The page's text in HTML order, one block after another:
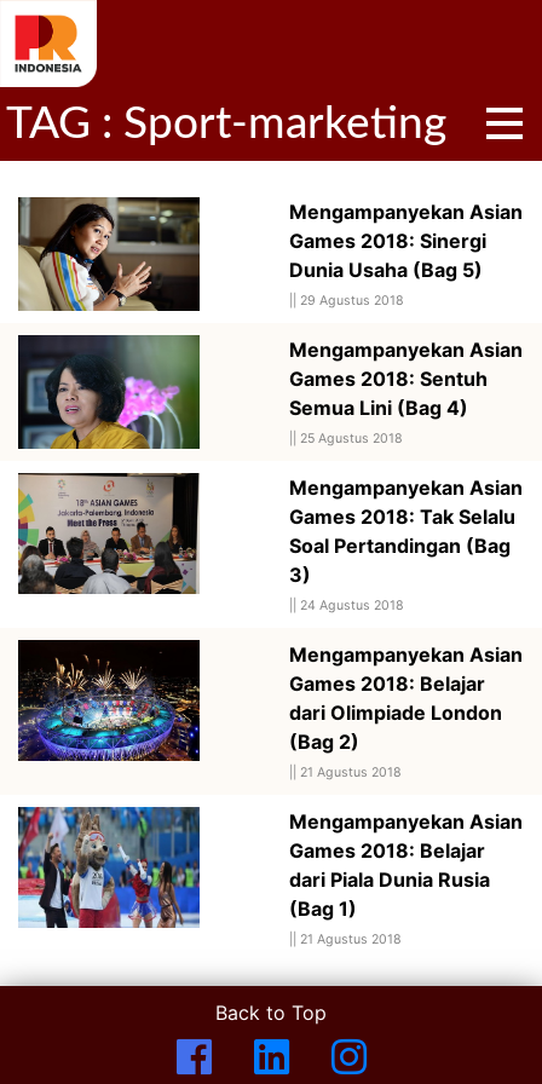
TAG : Sport-marketing
Mengampanyekan Asian
Games 2018: Sinergi
Dunia Usaha (Bag 5)
29 Agustus 2018
Mengampanyekan Asian
Games 2018: Sentuh
Semua Lini (Bag 4)
25 Agustus 2018
Mengampanyekan Asian
Games 2018: Tak Selalu
Soal Pertandingan (Bag
3)
24 Agustus 2018
Mengampanyekan Asian
Games 2018: Belajar
dari Olimpiade London
(Bag 2)
21 Agustus 2018
Mengampanyekan Asian
Games 2018: Belajar
dari Piala Dunia Rusia
(Bag 1)
21 Agustus 2018
Back to Top